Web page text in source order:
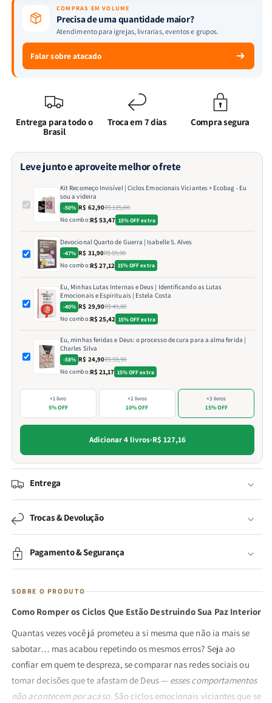
videira
a
videira
COMPRAS EM VOLUME
Precisa de uma quantidade maior?
Atendimento para igrejas, livrarias, eventos e grupos.
Falar sobre atacado
Entrega para todo o
Brasil
Troca em 7 dias Compra segura
Leve junto e aproveite melhor o frete
Kit Recomeço Invisível | Ciclos Emocionais Viciantes + Ecobag - Eu
sou a videira
-50% R$ 62,90R$ 125,80
No combo:R$ 53,47 15% OFF extra
Devocional Quarto de Guerra | Isabelle S. Alves
-47% R$ 31,90R$ 59,90
No combo:R$ 27,12 15% OFF extra
Eu, Minhas Lutas Internas e Deus | Identificando as Lutas
Emocionais e Espirituais | Estela Costa
-40% R$ 29,90R$ 49,80
No combo:R$ 25,42 15% OFF extra
Eu, minhas feridas e Deus: o processo de cura para a alma ferida |
Charles Silva
-58% R$ 24,90R$ 59,90
No combo:R$ 21,17 15% OFF extra
+1 livro
5% OFF
+2 livros
10% OFF
+3 livros
15% OFF
Adicionar 4 livros·R$ 127,16
Entrega
Trocas & Devolução
Pagamento & Segurança
SOBRE O PRODUTO
Como Romper os Ciclos Que Estão Destruindo Sua Paz Interior
Quantas vezes você já prometeu a si mesma que não ia mais se
sabotar… mas acabou repetindo os mesmos erros? Seja ao
confiar em quem te despreza, se comparar nas redes sociais ou
tomar decisões que te afastam de Deus — esses comportamentos
não acontecem por acaso. São ciclos emocionais viciantes que se